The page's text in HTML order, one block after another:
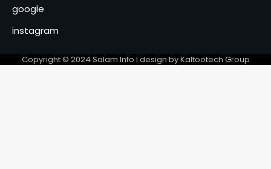
google
instagram
Copyright © 2024 Salam Info l design by Kaltootech Group